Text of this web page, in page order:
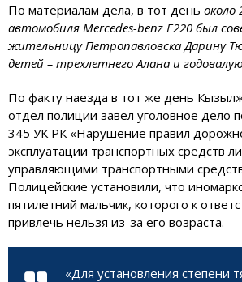
По материалам дела, в тот день около
автомобиля Mercedes-benz E220 был
жительницу Петропавловска Дарину
детей – трехлетнего Алана и
По факту наезда в тот же день
отдел полиции завел уголовное дело
345 УК РК «Нарушение правил
эксплуатации транспортных средств
управляющими транспортными
Полицейские установили, что
пятилетний мальчик, которого к
привлечь нельзя из-за его возраста.
«Для установления степени